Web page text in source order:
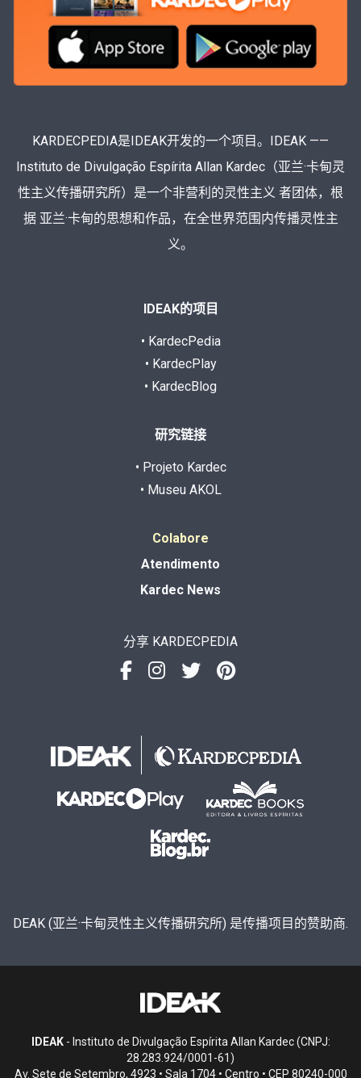
KARDECPEDIA是IDEAK开发的一个项目。IDEAK ——
Instituto de Divulgação Espírita Allan Kardec（亚兰·卡甸灵
性主义传播研究所）是一个非营利的灵性主义 者团体，根
据 亚兰·卡甸的思想和作品，在全世界范围内传播灵性主
义。
IDEAK的项目
• KardecPedia
• KardecPlay
• KardecBlog
研究链接
• Projeto Kardec
• Museu AKOL
Colabore
Atendimento
Kardec News
分享 KARDECPEDIA
DEAK (亚兰·卡甸灵性主义传播研究所) 是传播项目的赞助商.
IDEAK- Instituto de Divulgação Espírita Allan Kardec (CNPJ:
28.283.924/0001-61)
Av. Sete de Setembro, 4923 • Sala 1704 • Centro • CEP 80240-000